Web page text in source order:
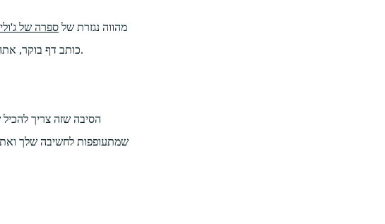
מהווה נגזרת של ספרה של
כותב דף בוקר, אתה לא באמת כותב; אתה פשוט רושם את הרעיונות הראשונים שמגיעים לחשיבה שלך בבוקר, לא משנה כמה הם נשמעים לא נוגע לעניין.
הסיבה שזה צריך
שמתעופפות לחשיבה שלך